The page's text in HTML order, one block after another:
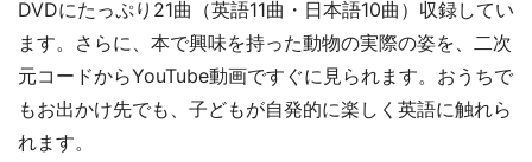
DVDにたっぷり21曲（英語11曲・日本語10曲）収録してい
ます。さらに、本で興味を持った動物の実際の姿を、二次
元コードからYouTube動画ですぐに見られます。おうちで
もお出かけ先でも、子どもが自発的に楽しく英語に触れら
れます。